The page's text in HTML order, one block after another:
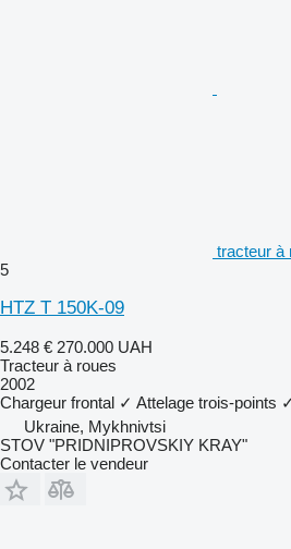
tracteur à
5
HTZ T 150K-09
5.248 € 270.000 UAH
Tracteur à roues
2002
Chargeur frontal ✓ Attelage trois-points ✓
Ukraine, Mykhnivtsi
STOV "PRIDNIPROVSKIY KRAY"
Contacter le vendeur